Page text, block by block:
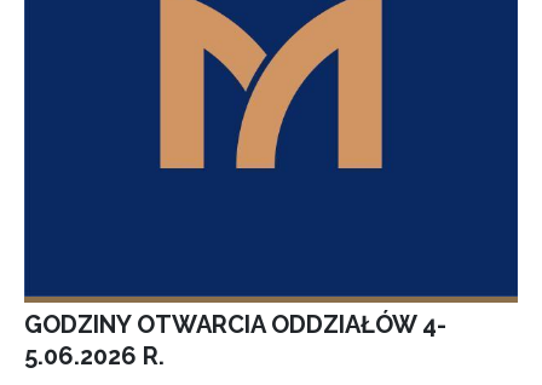
GODZINY OTWARCIA ODDZIAŁÓW 4-
5.06.2026 R.